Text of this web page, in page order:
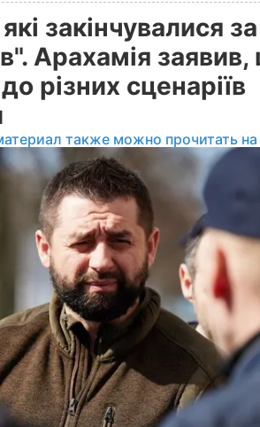
закінчувалися за
Арахамія
різних сценаріїв
также можно прочитать